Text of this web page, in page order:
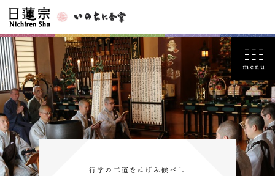
行学の二道をはげみ候べし